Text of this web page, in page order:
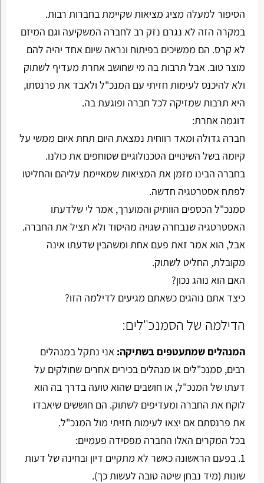
הסיפור למעלה מציג מציאות שקיימת בחברות רבות.
במקרה הזה לא נגרם נזק רב לחברה המשקיעה וגם המיזם
לא קרס. הם ממשיכים בפיתוח ונראה שיום אחד יהיה להם
מוצר טוב. אבל תרבות בה מי שחושב אחרת מעדיף לשתוק
ולא להיכנס לעימות חזיתי עם המנכ"ל ולאבד את פרנסתו,
היא תרבות שמזיקה לכל חברה ופוגעת בה.
דוגמה אחרת:
חברה גדולה ומאד רווחית נמצאת היום תחת איום ממשי על
קיומה בשל השינויים הטכנולוגיים שסוחפים את כולנו.
בחברה הבינו מזמן את המציאות שמאיימת עליהם והחליטו
לפתח אסטרטגיה חדשה.
סמנכ"ל הכספים הוותיק והמוערך, אמר לי שלדעתו
האסטרטגיה שנבחרה שגויה מהיסוד ולא תציל את החברה.
אבל, הוא אמר זאת פעם אחת ומשהבין שדעתו אינה
מקובלת, החליט לשתוק.
האם הוא נוהג נכון?
כיצד אתם נוהגים כשאתם מגיעים לדילמה הזו?
הדילמה של הסמנכ"לים:
המנהלים שמתעטפים בשתיקה: אני נתקל במנהלים
רבים, סמנכ"לים או מנהלים בכירים אחרים שחולקים על
דעתו של המנכ"ל, או חושבים שהוא טועה בדרך בה הוא
לוקח את החברה ומעדיפים לשתוק. הם חוששים שיאבדו
את פרנסתם אם יצאו לעימות חזיתי מול המנכ"ל.
בכל המקרים האלו החברה מפסידה פעמיים:
1. בפעם הראשונה כאשר לא מתקיים דיון ובחינה של דעות
שונות (מיד נבחן שיטה טובה לעשות כך).